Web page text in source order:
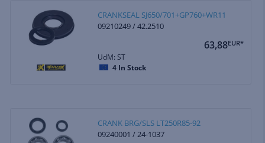
CRANKSEAL SJ650/701+GP760+WR11
09210249 / 42.2510
63,88EUR*
UdM: ST
4 In Stock
CRANK BRG/SLS LT250R85-92
09240001 / 24-1037